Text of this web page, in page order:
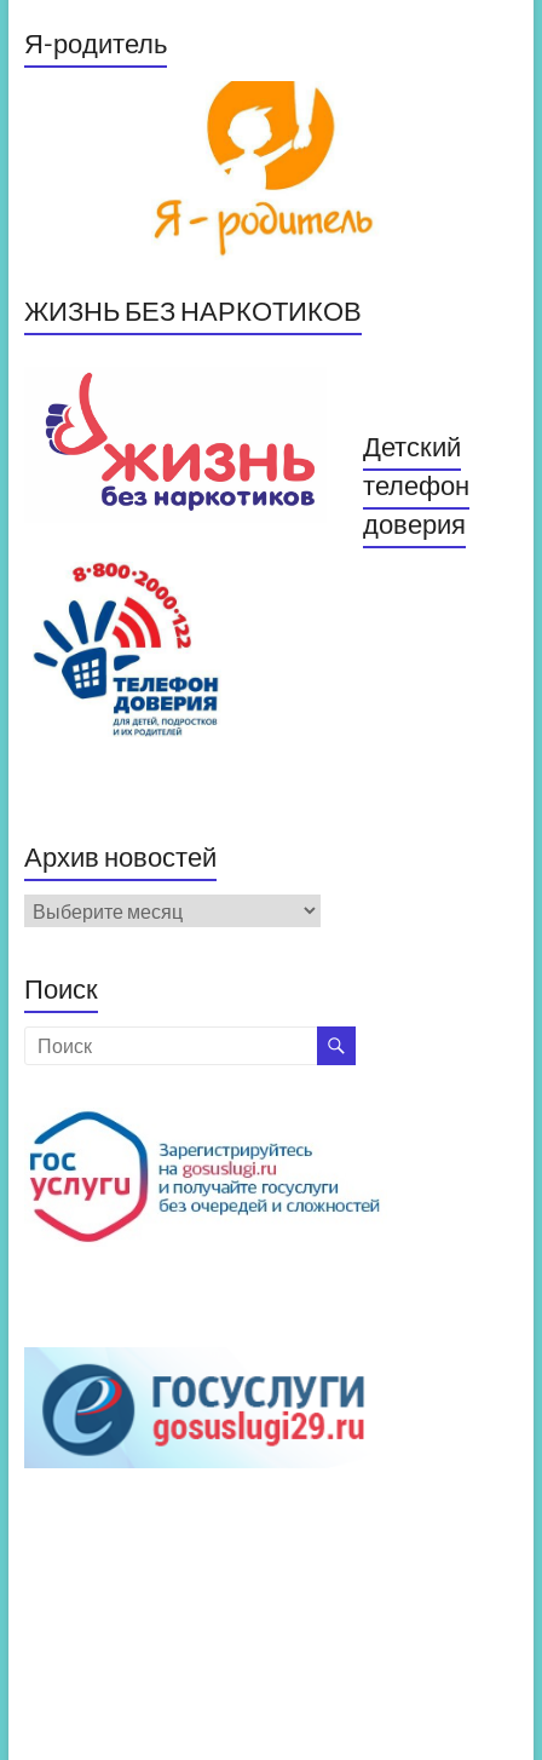
Я-родитель
ЖИЗНЬ БЕЗ НАРКОТИКОВ
Детский
телефон
доверия
Архив новостей
Архив
новостей
Поиск